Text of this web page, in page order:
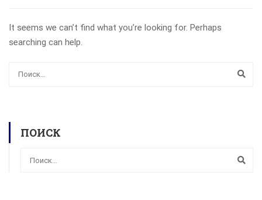
It seems we can’t find what you’re looking for. Perhaps
searching can help.
ПОИСК